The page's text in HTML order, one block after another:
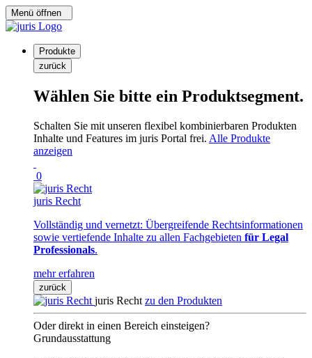
Menü öffnen
Produkte
zurück
Wählen Sie bitte ein Produktsegment.
Schalten Sie mit unseren flexibel kombinierbaren Produkten
Inhalte und Features im juris Portal frei. Alle Produkte
anzeigen
0
juris Recht
Vollständig und vernetzt: Übergreifende Rechtsinformationen
sowie vertiefende Inhalte zu allen Fachgebieten für Legal
Professionals.
mehr erfahren
zurück
juris Recht zu den Produkten
Oder direkt in einen Bereich einsteigen?
Grundausstattung